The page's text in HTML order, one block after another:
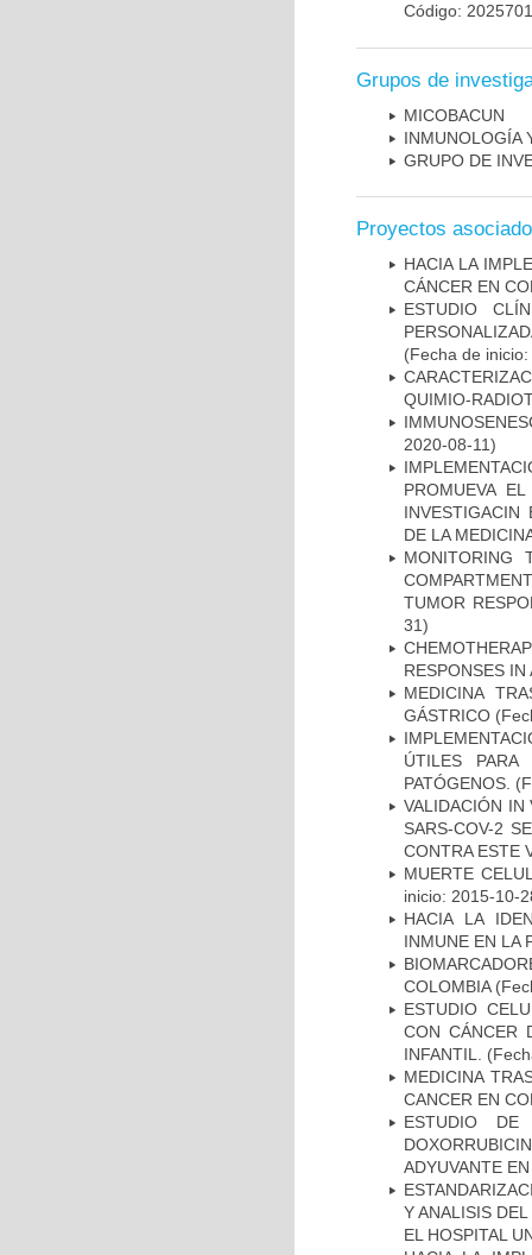
Código:
Grupos de
MICOBAC­UN
INMUNOLOGÍA
GRUPO DE
Proyectos
HACIA LA
CÁNCER EN
ESTUDIO
(Fecha de
QUIMIO-
2020-08-11)
PROMUEVA
INVESTIGACIN
DE LA
MONITORING
TUMOR
31)
RESPONSES IN
MEDICINA
GÁSTRICO
ÚTILES
PATÓGENOS.
VALIDACIÓN IN
SARS-COV-2
CONTRA ESTE
MUERTE
inicio: 2015-10-
HACIA LA
INMUNE EN LA
COLOMBIA
ESTUDIO
CON CÁNCER
INFANTIL.
MEDICINA
CANCER EN
ESTUDIO DE
ADYUVANTE
Y ANALISIS
EL HOSPITAL